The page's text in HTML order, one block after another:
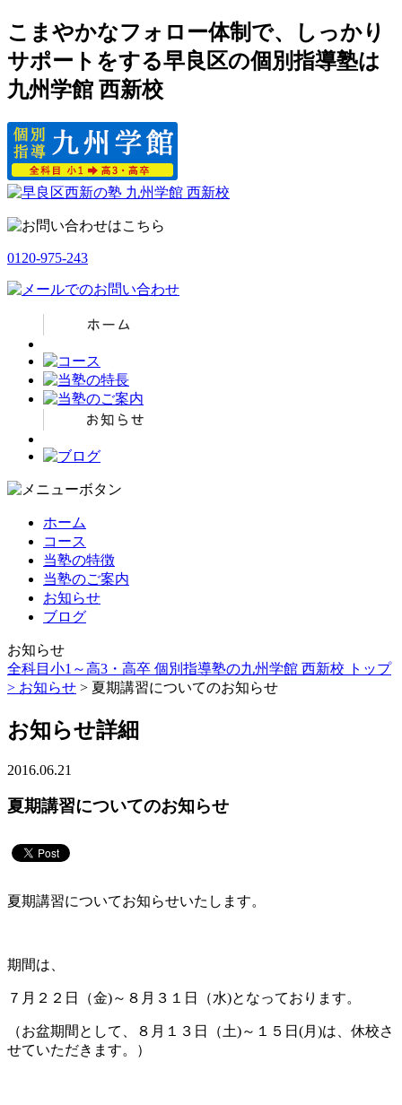
こまやかなフォロー体制で、しっかり
サポートをする早良区の個別指導塾は
九州学館 西新校
0120-975-243
ホーム
コース
当塾の特徴
当塾のご案内
お知らせ
ブログ
お知らせ
全科目小1～高3・高卒 個別指導塾の九州学館 西新校 トップ
> お知らせ > 夏期講習についてのお知らせ
お知らせ詳細
2016.06.21
夏期講習についてのお知らせ
夏期講習についてお知らせいたします。
期間は、
７月２２日（金)～８月３１日（水)となっております。
（お盆期間として、８月１３日（土)～１５日(月)は、休校さ
せていただきます。）